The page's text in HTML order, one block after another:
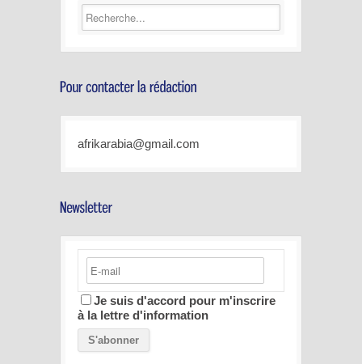
afrikarabia@gmail.com
Je suis d'accord pour m'inscrire
à la lettre d'information